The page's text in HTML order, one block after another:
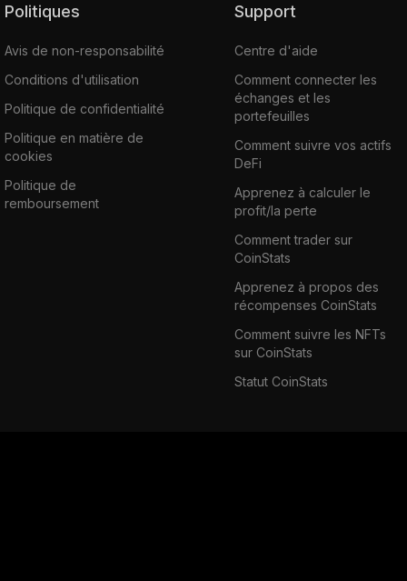
Politiques
Avis de non-responsabilité
Conditions d'utilisation
Politique de confidentialité
Politique en matière de
cookies
Politique de
remboursement
Support
Centre d'aide
Comment connecter les
échanges et les
portefeuilles
Comment suivre vos actifs
DeFi
Apprenez à calculer le
profit/la perte
Comment trader sur
CoinStats
Apprenez à propos des
récompenses CoinStats
Comment suivre les NFTs
sur CoinStats
Statut CoinStats